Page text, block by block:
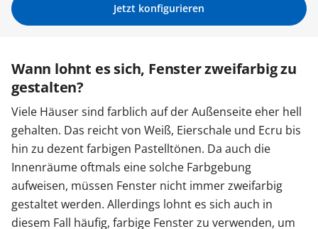
Zäune & Tore
Garagentore
Carports
Anmelden / Registrieren
Kontakt / Hilfe
Jetzt konfigurieren
Wann lohnt es sich, Fenster zweifarbig zu
gestalten?
Viele Häuser sind farblich auf der Außenseite eher hell
gehalten. Das reicht von Weiß, Eierschale und Ecru bis
hin zu dezent farbigen Pastelltönen. Da auch die
Innenräume oftmals eine solche Farbgebung
aufweisen, müssen Fenster nicht immer zweifarbig
gestaltet werden. Allerdings lohnt es sich auch in
diesem Fall häufig, farbige Fenster zu verwenden, um